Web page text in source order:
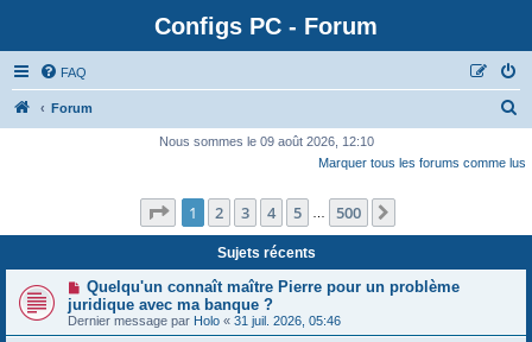
Configs PC - Forum
FAQ
Forum
Nous sommes le 09 août 2026, 12:10
Marquer tous les forums comme lus
Page 1sur500
1 2 3 4 5 500
Sujets récents
Quelqu'un connaît maître Pierre pour un problème
juridique avec ma banque ?
Dernier message par Holo « 31 juil. 2026, 05:46